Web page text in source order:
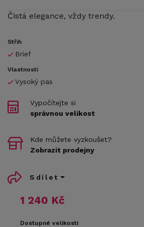
Čistá elegance, vždy trendy.
Střih
Brief
Vlastnosti
Vysoký pas
1 240 Kč
Dostupné velikosti
Vypočítejte si
správnou velikost
Kde můžete vyzkoušet?
Zobrazit prodejny
Sdílet